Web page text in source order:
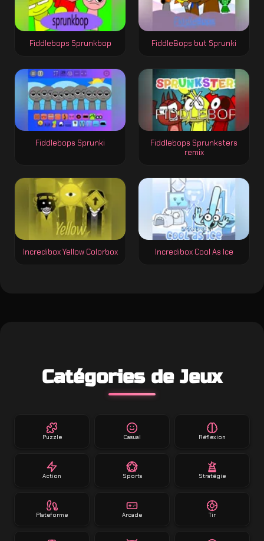
Fiddlebops Sprunkbop FiddleBops but Sprunki
Fiddlebops Sprunki
Fiddlebops Sprunksters
remix
Incredibox Yellow Colorbox Incredibox Cool As Ice
Catégories de Jeux
Puzzle Casual Réflexion
Action Sports Stratégie
Plateforme Arcade Tir